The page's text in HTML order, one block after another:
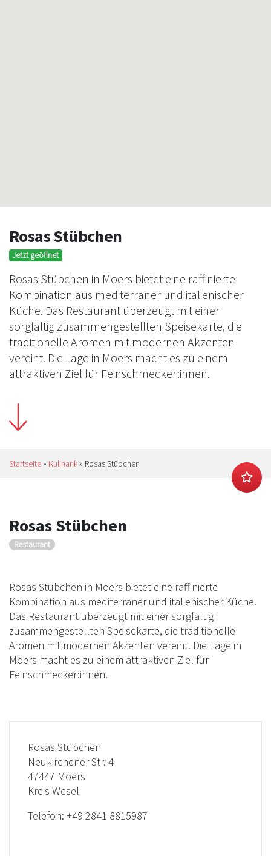
Rosas Stübchen
Jetzt geöffnet
Rosas Stübchen in Moers bietet eine raffinierte
Kombination aus mediterraner und italienischer
Küche. Das Restaurant überzeugt mit einer
sorgfältig zusammengestellten Speisekarte, die
traditionelle Aromen mit modernen Akzenten
vereint. Die Lage in Moers macht es zu einem
attraktiven Ziel für Feinschmecker:innen.
Startseite » Kulinarik » Rosas Stübchen
Rosas Stübchen
Restaurant
Rosas Stübchen in Moers bietet eine raffinierte
Kombination aus mediterraner und italienischer Küche.
Das Restaurant überzeugt mit einer sorgfältig
zusammengestellten Speisekarte, die traditionelle
Aromen mit modernen Akzenten vereint. Die Lage in
Moers macht es zu einem attraktiven Ziel für
Feinschmecker:innen.
Rosas Stübchen
Neukirchener Str. 4
47447 Moers
Kreis Wesel
Telefon: +49 2841 8815987